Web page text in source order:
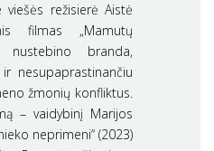
viešės režisierė Aistė
filmas „Mamutų
nustebino branda,
nesupaprastinančiu
žmonių konfliktus.
– vaidybinį Marijos
neprimeni“ (2023)